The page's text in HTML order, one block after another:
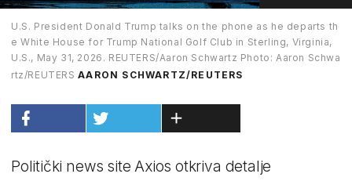
U.S. President Donald Trump talks on the phone as he departs th
e White House for Trump National Golf Club in Sterling, Virginia,
U.S., May 31, 2026. REUTERS/Aaron Schwartz Photo: Aaron Schwa
rtz/REUTERS AARON SCHWARTZ/REUTERS
Politički news site Axios otkriva detalje